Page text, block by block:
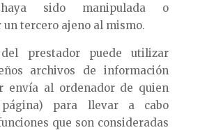
sido manipulada o
tercero ajeno al mismo.
prestador puede utilizar
archivos de información
envía al ordenador de quien
para llevar a cabo
que son consideradas